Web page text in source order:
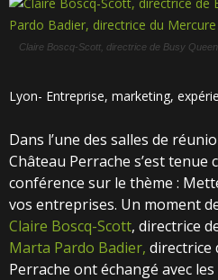
Claire Boscq-Scott, directrice de Busy
Lyon- Entreprise, marketing,
Dans l’une des salles de
Château Perrache s’est tenue
conférence sur le thème :
vos entreprises. Un moment
Claire Boscq-Scott, directrice
Marta Pardo Badier, directrice
Perrache ont échangé avec